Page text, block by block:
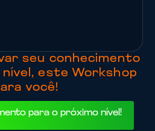
seu conhecimento
este Workshop
você!
para o próximo nível!